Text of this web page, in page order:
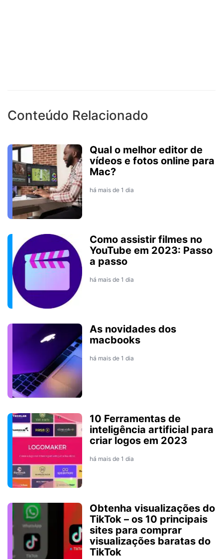
Conteúdo Relacionado
Qual o melhor editor de
vídeos e fotos online para
Mac?
há mais de 1 dia
Como assistir filmes no
YouTube em 2023: Passo
a passo
há mais de 1 dia
As novidades dos
macbooks
há mais de 1 dia
10 Ferramentas de
inteligência artificial para
criar logos em 2023
há mais de 1 dia
Obtenha visualizações do
TikTok – os 10 principais
sites para comprar
visualizações baratas do
TikTok